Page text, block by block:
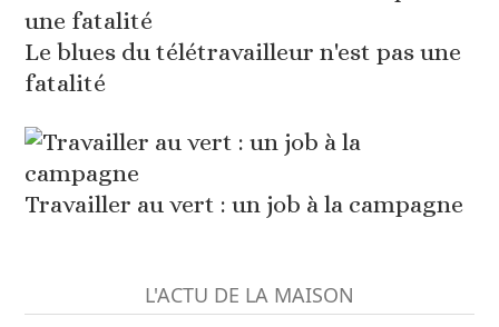
Le blues du télétravailleur n'est pas une
fatalité
Travailler au vert : un job à la campagne
L'ACTU DE LA MAISON